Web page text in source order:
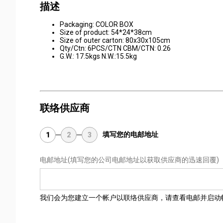
描述
Packaging: COLOR BOX
Size of product: 54*24*38cm
Size of outer carton: 80x30x105cm
Qty/Ctn: 6PCS/CTN CBM/CTN: 0.26
G.W.: 17.5kgs N.W.:15.5kg
联络供应商
1 2 3 填写您的电邮地址
电邮地址(填写您的公司电邮地址以获取供应商的迅速回覆)
我们会为您建立一个帐户以联络供应商，请查看电邮并启动